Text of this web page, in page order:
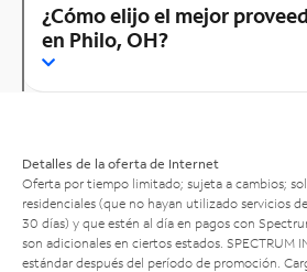
¿Cómo elijo el mejor
en Philo, OH?
Detalles de la oferta de Internet
Oferta por tiempo limitado; sujeta a cambios;
residenciales (que no hayan utilizado servicios
30 días) y que estén al día en pagos con
son adicionales en ciertos estados. SPECTRUM
estándar después del período de promoción.